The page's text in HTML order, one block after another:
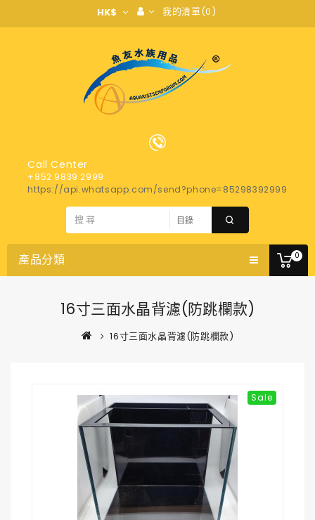
HK$ 我的清單(0)
0
Call Center
+852 9839 2999
https://api.whatsapp.com/send?phone=85298392999
產品分類
16寸三面水晶背濾(防跳欄款)
16寸三面水晶背濾(防跳欄款)
Sale